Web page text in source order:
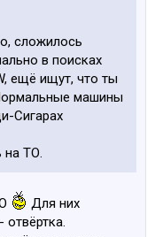
сложилось
в поисках
ещё ищут, что ты
машины
Сигарах
на ТО.
Для них